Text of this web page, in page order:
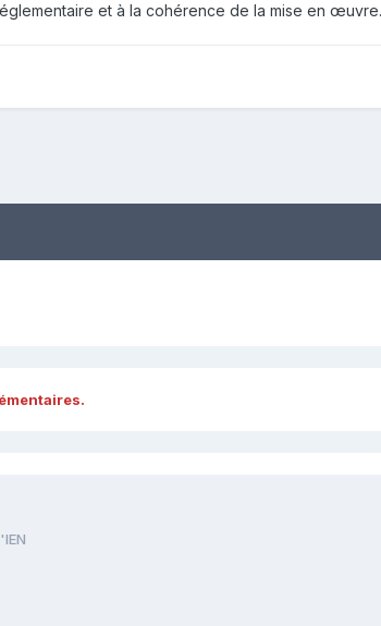
et à la cohérence de la mise en œuvre.